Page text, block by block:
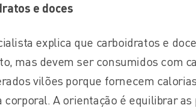
e doces
explica que carboidratos e
mas devem ser consumidos com
vilões porque fornecem
corporal. A orientação é equilibrar